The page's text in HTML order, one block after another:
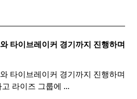
타이브레이커 경기까지 진행하며
타이브레이커 경기까지 진행하며
라이즈 그룹에 ...